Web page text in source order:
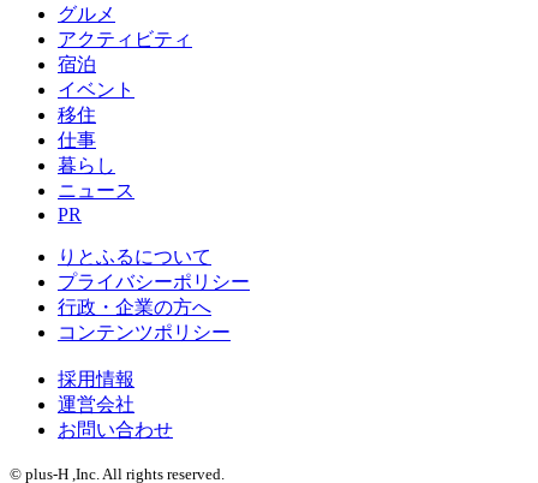
グルメ
アクティビティ
宿泊
イベント
移住
仕事
暮らし
ニュース
PR
りとふるについて
プライバシーポリシー
行政・企業の方へ
コンテンツポリシー
採用情報
運営会社
お問い合わせ
© plus-H ,Inc. All rights reserved.